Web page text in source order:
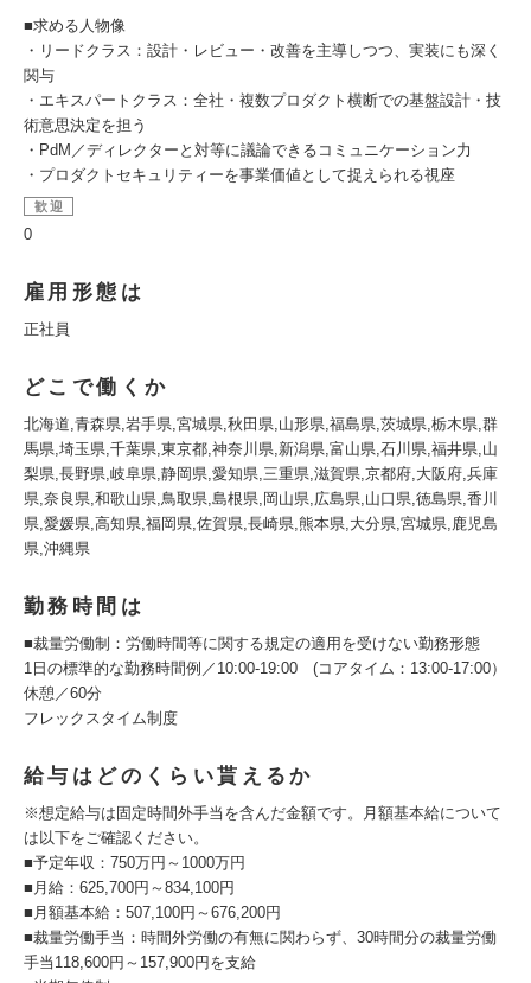
■求める人物像
・リードクラス：設計・レビュー・改善を主導しつつ、実装にも深く
関与
・エキスパートクラス：全社・複数プロダクト横断での基盤設計・技
術意思決定を担う
・PdM／ディレクターと対等に議論できるコミュニケーション力
・プロダクトセキュリティーを事業価値として捉えられる視座
歓迎
0
雇用形態は
正社員
どこで働くか
北海道,青森県,岩手県,宮城県,秋田県,山形県,福島県,茨城県,栃木県,群
馬県,埼玉県,千葉県,東京都,神奈川県,新潟県,富山県,石川県,福井県,山
梨県,長野県,岐阜県,静岡県,愛知県,三重県,滋賀県,京都府,大阪府,兵庫
県,奈良県,和歌山県,鳥取県,島根県,岡山県,広島県,山口県,徳島県,香川
県,愛媛県,高知県,福岡県,佐賀県,長崎県,熊本県,大分県,宮城県,鹿児島
県,沖縄県
勤務時間は
■裁量労働制：労働時間等に関する規定の適用を受けない勤務形態
1日の標準的な勤務時間例／10:00‐19:00 (コアタイム：13:00‐17:00）
休憩／60分
フレックスタイム制度
給与はどのくらい貰えるか
※想定給与は固定時間外手当を含んだ金額です。月額基本給について
は以下をご確認ください。
■予定年収：750万円～1000万円
■月給：625,700円～834,100円
■月額基本給：507,100円～676,200円
■裁量労働手当：時間外労働の有無に関わらず、30時間分の裁量労働
手当118,600円～157,900円を支給